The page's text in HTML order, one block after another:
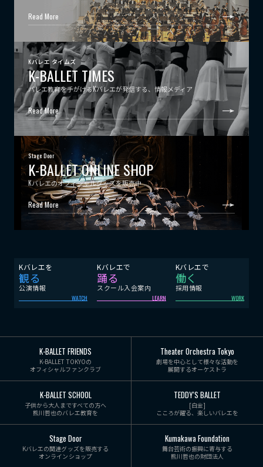
Read More
Kバレエ タイムズ
K-BALLET TIMES
バレエ教育を手がけるKバレエが発信する、情報メディア
Read More
Stage Door
K-BALLET ONLINE SHOP
Kバレエのオフィシャルグッズを販売中
Read More
Kバレエを
観る
公演情報
WATCH
Kバレエで
踊る
スクール入会案内
LEARN
Kバレエで
働く
採用情報
WORK
K-BALLET FRIENDS
K-BALLET TOKYOの
オフィシャルファンクラブ
Theater Orchestra Tokyo
劇場を中心として様々な活動を
展開するオーケストラ
K-BALLET SCHOOL
子供から大人まですべての方へ
熊川哲也のバレエ教育を
TEDDY'S BALLET
[白金]
こころが躍る、楽しいバレエを
Stage Door
Kバレエの関連グッズを販売する
オンラインショップ
Kumakawa Foundation
舞台芸術の振興に寄与する
熊川哲也の財団法人